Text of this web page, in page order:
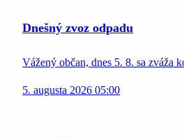
Dnešný zvoz odpadu
Vážený občan, dnes 5. 8. sa zváža
5. augusta 2026 05:00